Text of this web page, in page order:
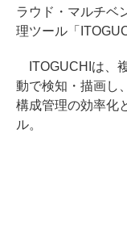
ラウド・マルチベ
理ツール「
ITOGUCHIは、
動で検知・描画し
構成管理の効率化
ル。